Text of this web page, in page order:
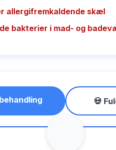
allergifremkaldende skæl
bakterier i mad- og
💀